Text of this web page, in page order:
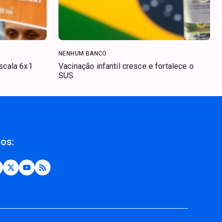
6x1
NENHUM BANCO
Vacinação infantil cresce e fortalece o
SUS